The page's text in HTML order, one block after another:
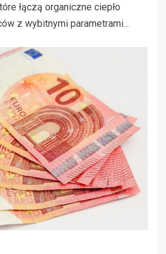
łączą organiczne ciepło
z wybitnymi parametrami...